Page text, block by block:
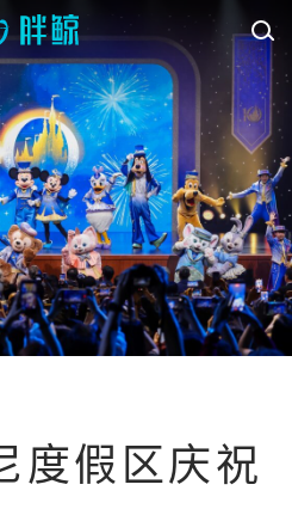
度假区庆祝